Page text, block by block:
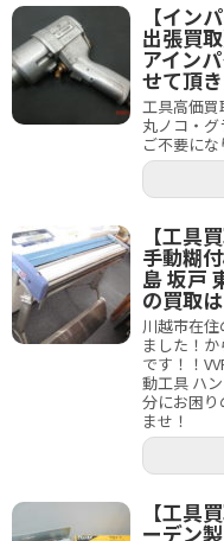
【イン
出張買
アイン
せて頂
工具高価買
丸ノコ・
ご不要に
【工具
手動糊
島 坂戸
の買取
川越市在
ました！
です！！
動工具 ハ
分にお困
ませ！
【工具
ーデン